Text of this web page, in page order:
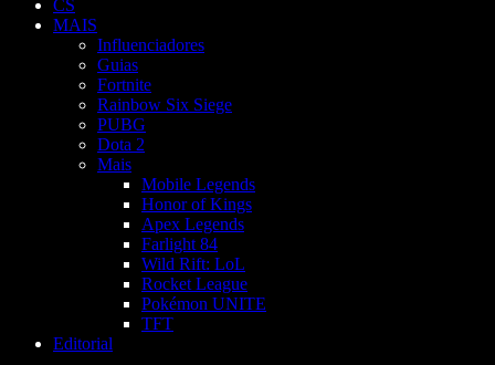
CS
MAIS
Influenciadores
Guias
Fortnite
Rainbow Six Siege
PUBG
Dota 2
Mais
Mobile Legends
Honor of Kings
Apex Legends
Farlight 84
Wild Rift: LoL
Rocket League
Pokémon UNITE
TFT
Editorial